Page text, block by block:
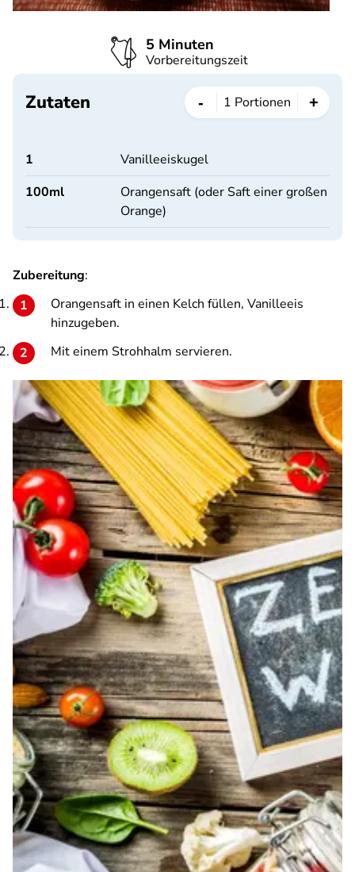
5 Minuten
Vorbereitungszeit
Zutaten - 1 Portionen +
1
Vanilleeiskugel
100ml
Orangensaft (oder Saft einer großen
Orange)
Zubereitung:
Orangensaft in einen Kelch füllen, Vanilleeis
hinzugeben.
Mit einem Strohhalm servieren.